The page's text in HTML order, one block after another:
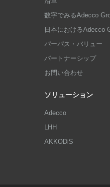
数字でみるAdecco
日本におけるAdecco
パーパス・バリュー
パートナーシップ
お問い合わせ
ソリューション
Adecco
LHH
AKKODiS